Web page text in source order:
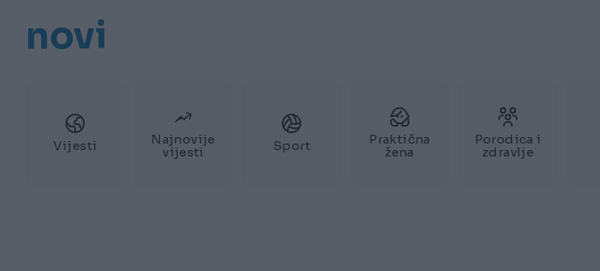
novi
Vijesti
Najnovije
vijesti
Sport
Praktična
žena
Porodica i
zdravlje